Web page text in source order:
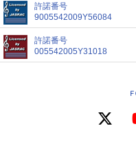
許諾番号
9005542009Y56084
許諾番号
005542005Y31018